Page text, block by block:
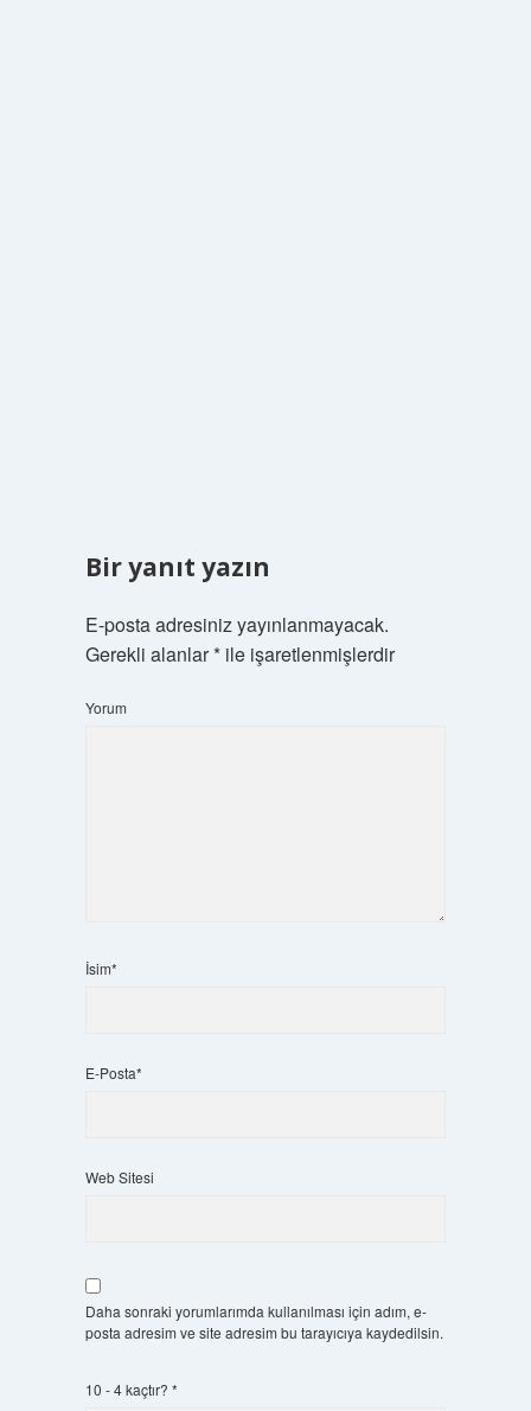
Bir yanıt yazın
E-posta adresiniz yayınlanmayacak.
Gerekli alanlar*ile işaretlenmişlerdir
Yorum
İsim*
E-Posta*
Web Sitesi
Daha sonraki yorumlarımda kullanılması için adım, e-
posta adresim ve site adresim bu tarayıcıya kaydedilsin.
10 - 4 kaçtır? *